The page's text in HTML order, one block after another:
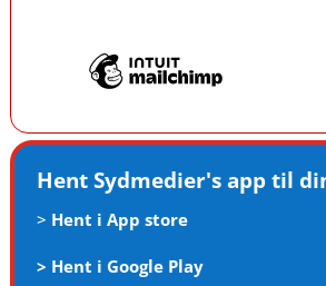
Hent Sydmedier's app til
> Hent i App store
> Hent i Google Play